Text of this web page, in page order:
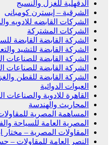
الدقهلية للغزل والنسيج
الشرقية – إيسترن كومبانى
الشركات القابضه للادويه
الشركات المشتركة
الشركة القابضة القابضة
الشركة القابضة للتشيد
الشركة القابضة للصناعات
الشركة القابضة للصناعات
الشركة القابضة للقطن
العبوات الدوائية
القاهرة للادوية والصناعات
المحاريث والهندسة
المساهمة المصرية
المصرية العامة للسياحة
المقاولات المصرية – مختار
النصر العامة للمقاولات –